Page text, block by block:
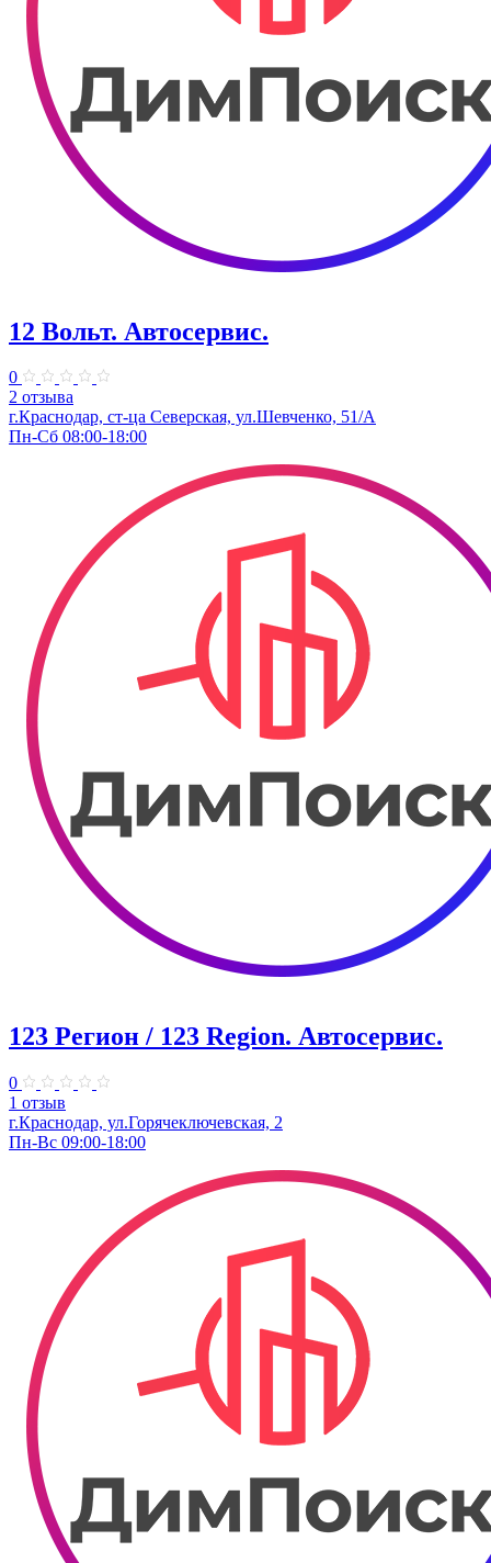
12 Вольт. Автосервис.
0
2 отзыва
г.Краснодар, ст-ца Северская, ул.Шевченко, 51/А
Пн-Сб 08:00-18:00
123 Регион / 123 Region. Автосервис.
0
1 отзыв
г.Краснодар, ул.Горячеключевская, 2
Пн-Вс 09:00-18:00